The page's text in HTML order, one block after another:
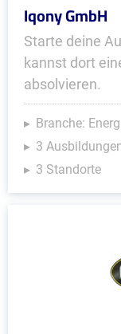
Iqony GmbH
Starte deine
kannst dort
absolvieren.
Branche:
3
3 Standorte